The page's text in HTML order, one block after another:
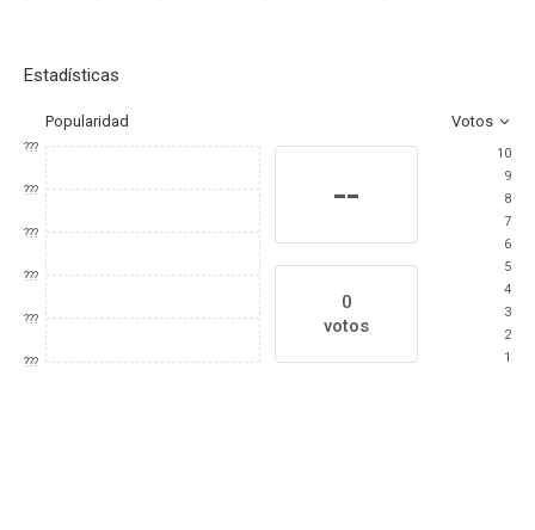
Estadísticas
Popularidad Votos
???
???
???
???
???
???
--
0
votos
10
9
8
7
6
5
4
3
2
1